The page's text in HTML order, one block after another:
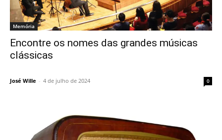
Memória
Encontre os nomes das grandes músicas
clássicas
José Wille - 4 de julho de 2024 0